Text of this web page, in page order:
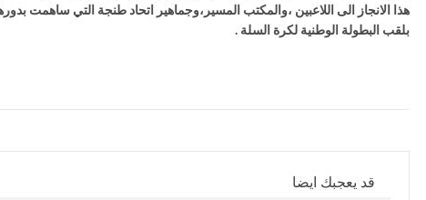
هذا الانجاز الى اللاعبين ،والمكتب المسير،وجماهير اتحاد طنجة التي ساهمت
بلقب البطولة الوطنية لكرة السلة .
قد يعجبك ايضا